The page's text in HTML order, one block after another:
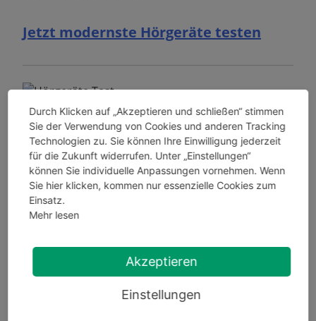
Jetzt modernste Hörgeräte testen
Testen Sie die Hörgeräte vom Akustiker auf Herz und Nieren –
Sie werden Sie die nächsten Jahre begleiten.
Mehrere Hörgeräte testen und
vergleichen
Hörgeräten. Neben dem Grad der
Höreinschränkung sind auch subjektive
Empfindungen wichtig. Nicht jeder kann
Durch Klicken auf „Akzeptieren und schließen“ stimmen
Sie der Verwendung von Cookies und anderen Tracking
Technologien zu. Sie können Ihre Einwilligung jederzeit
für die Zukunft widerrufen. Unter „Einstellungen“
können Sie individuelle Anpassungen vornehmen.Wenn
Sie hier klicken, kommen nur essenzielle Cookies zum
Einsatz.
Mehr lesen
Akzeptieren
Einstellungen